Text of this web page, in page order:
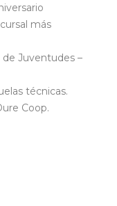
más
de Juventudes –
técnicas.
Coop.